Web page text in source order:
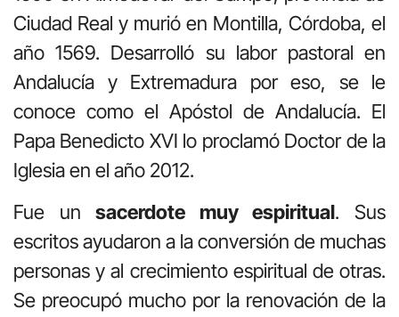
Ciudad Real y murió en Montilla, Córdoba, el
año 1569. Desarrolló su labor pastoral en
Andalucía y Extremadura por eso, se le
conoce como el Apóstol de Andalucía. El
Papa Benedicto XVI lo proclamó Doctor de la
Iglesia en el año 2012.
Fue unsacerdote muy espiritual. Sus
escritos ayudaron a la conversión de muchas
personas y al crecimiento espiritual de otras.
Se preocupó mucho por la renovación de la